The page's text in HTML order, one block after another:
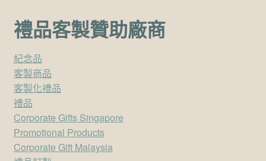
禮品客製贊助廠商
紀念品
客製商品
客製化禮品
禮品
Corporate Gifts Singapore
Promotional Products
Corporate Gift Malaysia